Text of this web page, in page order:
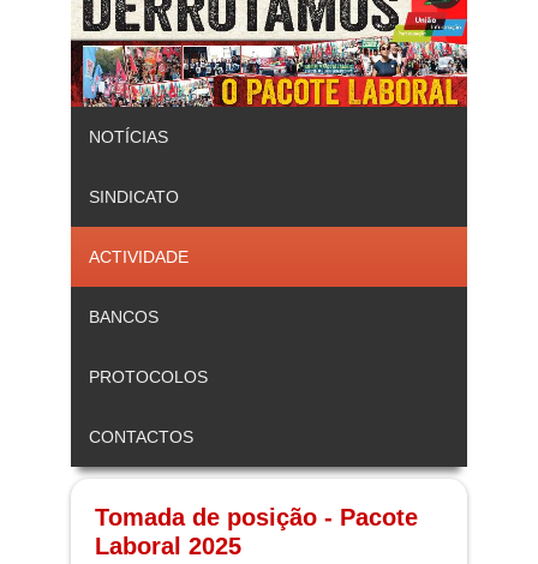
NOTÍCIAS
SINDICATO
ACTIVIDADE
BANCOS
PROTOCOLOS
CONTACTOS
Tomada de posição - Pacote
Laboral 2025